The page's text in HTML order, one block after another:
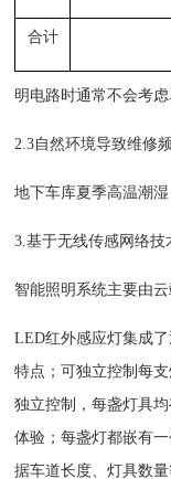
合计
明电路时通常不会考
2.3自然环境导致维修
地下车库夏季高温潮
3.基于无线传感网络
智能照明系统主要由
LED红外感应灯集成
特点；可独立控制每
独立控制，每盏灯具
体验；每盏灯都嵌有
据车道长度、灯具数